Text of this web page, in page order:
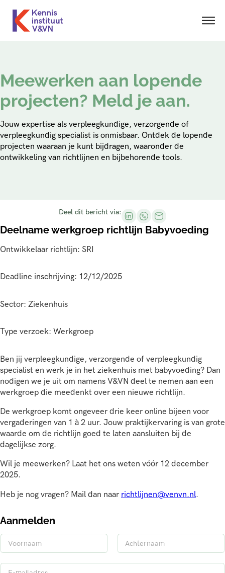
Meewerken aan lopende
projecten? Meld je aan.
Jouw expertise als verpleegkundige, verzorgende of
verpleegkundig specialist is onmisbaar. Ontdek de lopende
projecten waaraan je kunt bijdragen, waaronder de
ontwikkeling van richtlijnen en bijbehorende tools.
Deel dit bericht via:
Deelname werkgroep richtlijn Babyvoeding
Ontwikkelaar richtlijn: SRI
Deadline inschrijving: 12/12/2025
Sector: Ziekenhuis
Type verzoek: Werkgroep
Ben jij verpleegkundige, verzorgende of verpleegkundig
specialist en werk je in het ziekenhuis met babyvoeding? Dan
nodigen we je uit om namens V&VN deel te nemen aan een
werkgroep die meedenkt over een nieuwe richtlijn.
De werkgroep komt ongeveer drie keer online bijeen voor
vergaderingen van 1 à 2 uur. Jouw praktijkervaring is van grote
waarde om de richtlijn goed te laten aansluiten bij de
dagelijkse zorg.
Wil je meewerken? Laat het ons weten vóór 12 december
2025.
Heb je nog vragen? Mail dan naar richtlijnen@venvn.nl.
Aanmelden
N
o
c
E